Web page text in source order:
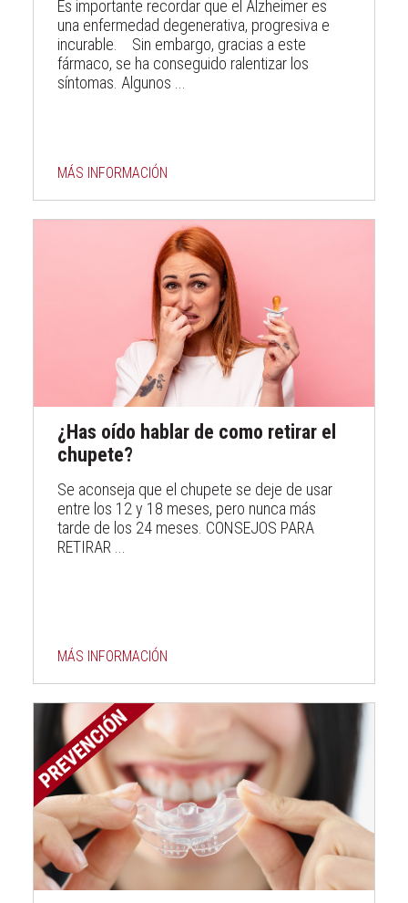
Es importante recordar que el Alzheimer es
una enfermedad degenerativa, progresiva e
incurable. Sin embargo, gracias a este
fármaco, se ha conseguido ralentizar los
síntomas. Algunos ...
MÁS INFORMACIÓN
¿Has oído hablar de como retirar el
chupete?
Se aconseja que el chupete se deje de usar
entre los 12 y 18 meses, pero nunca más
tarde de los 24 meses. CONSEJOS PARA
RETIRAR ...
MÁS INFORMACIÓN